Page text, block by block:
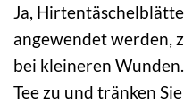
Ja,
angewendet werden,
bei kleineren
Tee zu und tränken